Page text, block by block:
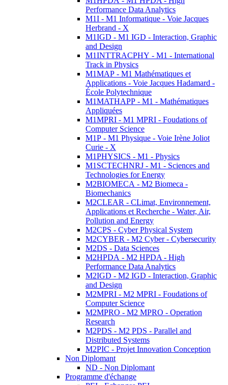
Performance Data Analytics
M1I - M1 Informatique - Voie Jacques
Herbrand - X
M1IGD - M1 IGD - Interaction, Graphic
and Design
M1INTTRACPHY - M1 - International
Track in Physics
M1MAP - M1 Mathématiques et
Applications - Voie Jacques Hadamard -
École Polytechnique
M1MATHAPP - M1 - Mathématiques
Appliquées
M1MPRI - M1 MPRI - Foudations of
Computer Science
M1P - M1 Physique - Voie Irène Joliot
Curie - X
M1PHYSICS - M1 - Physics
M1SCTECHNRJ - M1 - Sciences and
Technologies for Energy
M2BIOMECA - M2 Biomeca -
Biomechanics
M2CLEAR - CLimat, Environnement,
Applications et Recherche - Water, Air,
Pollution and Energy
M2CPS - Cyber Physical System
M2CYBER - M2 Cyber - Cybersecurity
M2DS - Data Sciences
M2HPDA - M2 HPDA - High
Performance Data Analytics
M2IGD - M2 IGD - Interaction, Graphic
and Design
M2MPRI - M2 MPRI - Foudations of
Computer Science
M2MPRO - M2 MPRO - Operation
Research
M2PDS - M2 PDS - Parallel and
Distributed Systems
M2PIC - Projet Innovation Conception
Non Diplomant
ND - Non Diplomant
Programme d'échange